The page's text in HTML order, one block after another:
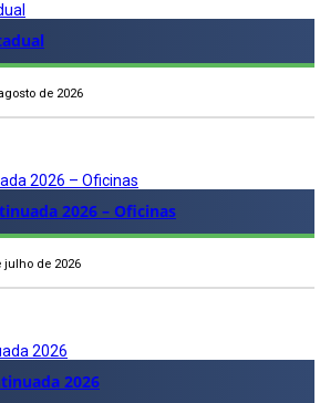
de 2026
2026 – Oficinas
2026 – Oficinas
julho de 2026
2026
2026